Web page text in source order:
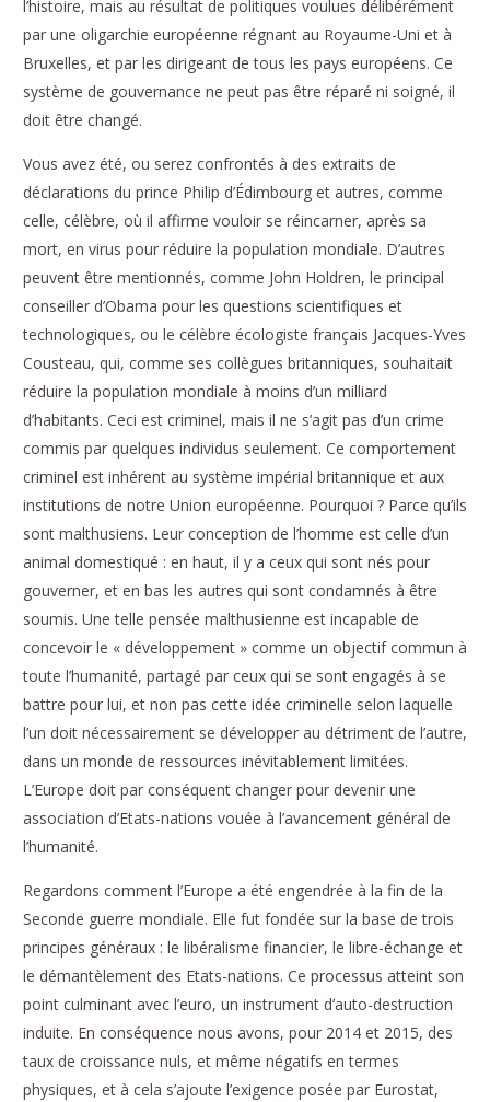
l’histoire, mais au résultat de politiques voulues délibérément
par une oligarchie européenne régnant au Royaume-Uni et à
Bruxelles, et par les dirigeant de tous les pays européens. Ce
système de gouvernance ne peut pas être réparé ni soigné, il
doit être changé.
Vous avez été, ou serez confrontés à des extraits de
déclarations du prince Philip d’Édimbourg et autres, comme
celle, célèbre, où il affirme vouloir se réincarner, après sa
mort, en virus pour réduire la population mondiale. D’autres
peuvent être mentionnés, comme John Holdren, le principal
conseiller d’Obama pour les questions scientifiques et
technologiques, ou le célèbre écologiste français Jacques-Yves
Cousteau, qui, comme ses collègues britanniques, souhaitait
réduire la population mondiale à moins d’un milliard
d’habitants. Ceci est criminel, mais il ne s’agit pas d’un crime
commis par quelques individus seulement. Ce comportement
criminel est inhérent au système impérial britannique et aux
institutions de notre Union européenne. Pourquoi ? Parce qu’ils
sont malthusiens. Leur conception de l’homme est celle d’un
animal domestiqué : en haut, il y a ceux qui sont nés pour
gouverner, et en bas les autres qui sont condamnés à être
soumis. Une telle pensée malthusienne est incapable de
concevoir le « développement » comme un objectif commun à
toute l’humanité, partagé par ceux qui se sont engagés à se
battre pour lui, et non pas cette idée criminelle selon laquelle
l’un doit nécessairement se développer au détriment de l’autre,
dans un monde de ressources inévitablement limitées.
L’Europe doit par conséquent changer pour devenir une
association d’Etats-nations vouée à l’avancement général de
l’humanité.
Regardons comment l’Europe a été engendrée à la fin de la
Seconde guerre mondiale. Elle fut fondée sur la base de trois
principes généraux : le libéralisme financier, le libre-échange et
le démantèlement des Etats-nations. Ce processus atteint son
point culminant avec l’euro, un instrument d’auto-destruction
induite. En conséquence nous avons, pour 2014 et 2015, des
taux de croissance nuls, et même négatifs en termes
physiques, et à cela s’ajoute l’exigence posée par Eurostat,